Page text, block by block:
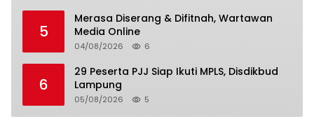
5
Merasa Diserang & Difitnah, Wartawan
Media Online
04/08/2026 6
6
29 Peserta PJJ Siap Ikuti MPLS, Disdikbud
Lampung
05/08/2026 5